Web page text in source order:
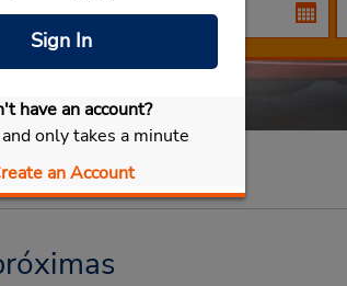
meu carro
Sign In
have an account?
only takes a minute
an Account
Hill